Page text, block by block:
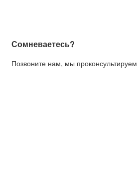
Сомневаетесь?
Позвоните нам, мы проконсультируем